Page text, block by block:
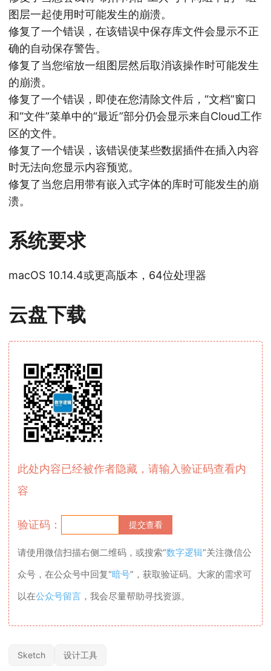
图层一起使用时可能发生的崩溃。
修复了一个错误，在该错误中保存库文件会显示不正
确的自动保存警告。
修复了当您缩放一组图层然后取消该操作时可能发生
的崩溃。
修复了一个错误，即使在您清除文件后，“文档”窗口
和“文件”菜单中的“最近”部分仍会显示来自Cloud工作
区的文件。
修复了一个错误，该错误使某些数据插件在插入内容
时无法向您显示内容预览。
修复了当您启用带有嵌入式字体的库时可能发生的崩
溃。
系统要求
macOS 10.14.4或更高版本，64位处理器
云盘下载
此处内容已经被作者隐藏，请输入验证码查看内
容
验证码：
请使用微信扫描右侧二维码，或搜索“数字逻辑”关注微信公
众号，在公众号中回复“暗号”，获取验证码。大家的需求可
以在公众号留言 ，我会尽量帮助寻找资源。
Sketch 设计工具